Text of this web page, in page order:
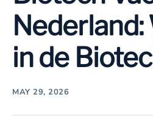
in de
MAY 29, 2026